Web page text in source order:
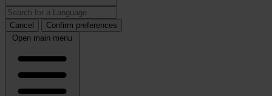
Cancel
Confirm preferences
Open main menu